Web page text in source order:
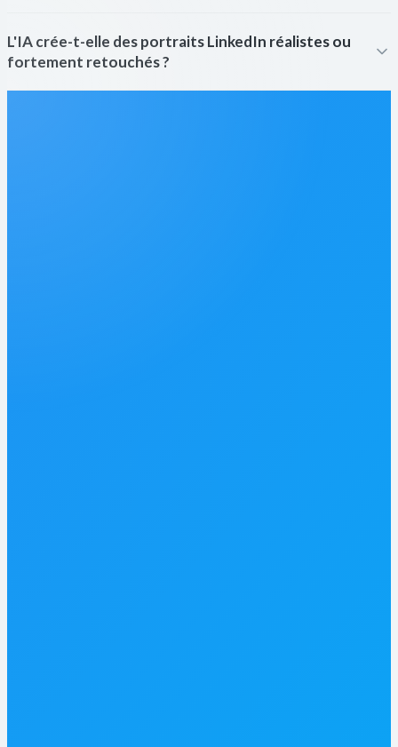
L'IA crée-t-elle des portraits LinkedIn réalistes ou
fortement retouchés ?